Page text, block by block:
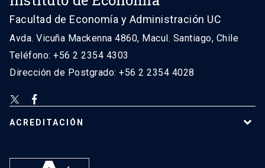
Facultad de Economía y Administración UC
Avda. Vicuña Mackenna 4860, Macul. Santiago, Chile
Teléfono: +56 2 2354 4303
Dirección de Postgrado: +56 2 2354 4028
ACREDITACIÓN